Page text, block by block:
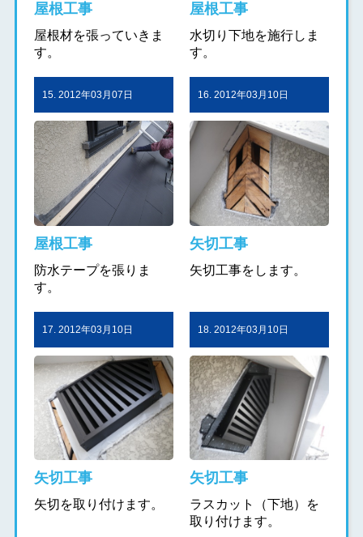
屋根工事
屋根材を張っていきま
す。
屋根工事
水切り下地を施行しま
す。
15. 2012年03月07日
屋根工事
防水テープを張りま
す。
16. 2012年03月10日
矢切工事
矢切工事をします。
17. 2012年03月10日
矢切工事
矢切を取り付けます。
18. 2012年03月10日
矢切工事
ラスカット（下地）を
取り付けます。